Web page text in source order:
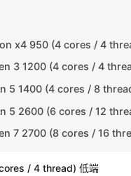
x4 950 (4 cores / 4
3 1200 (4 cores / 4
5 1400 (4 cores / 8
5 2600 (6 cores / 12
7 2700 (8 cores / 16
/ 4 thread) 低端